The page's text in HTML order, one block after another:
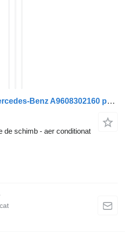
Aer conditionat auto Mercedes-Benz A9608302160 pentru cap tractor Mercedes-Benz ACTROS MP4
de schimb - aer conditionat